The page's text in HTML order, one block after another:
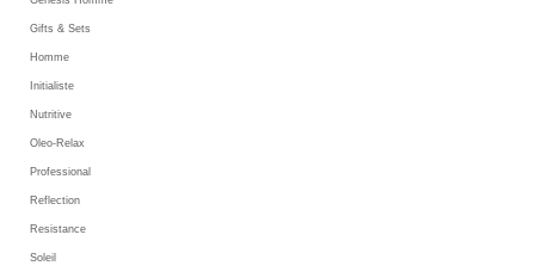
Gifts & Sets
Homme
Initialiste
Nutritive
Oleo-Relax
Professional
Reflection
Resistance
Soleil